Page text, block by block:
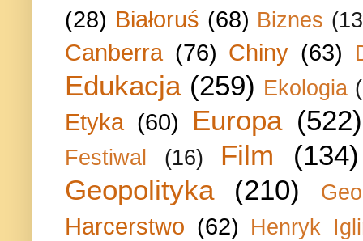
(28) Białoruś (68) Biznes
Canberra (76) Chiny (63)
Edukacja (259) Ekologia
Etyka (60) Europa (522)
Festiwal (16) Film
(134)
Geopolityka
(210)
Harcerstwo (62) Henryk